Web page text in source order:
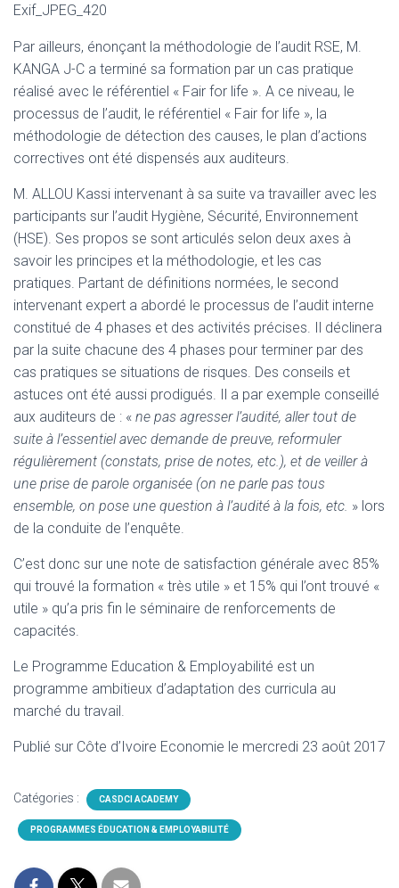
Exif_JPEG_420
Par ailleurs, énonçant la méthodologie de l’audit RSE, M.
KANGA J-C a terminé sa formation par un cas pratique
réalisé avec le référentiel « Fair for life ». A ce niveau, le
processus de l’audit, le référentiel « Fair for life », la
méthodologie de détection des causes, le plan d’actions
correctives ont été dispensés aux auditeurs.
M. ALLOU Kassi intervenant à sa suite va travailler avec les
participants sur l’audit Hygiène, Sécurité, Environnement
(HSE). Ses propos se sont articulés selon deux axes à
savoir les principes et la méthodologie, et les cas
pratiques. Partant de définitions normées, le second
intervenant expert a abordé le processus de l’audit interne
constitué de 4 phases et des activités précises. Il déclinera
par la suite chacune des 4 phases pour terminer par des
cas pratiques se situations de risques. Des conseils et
astuces ont été aussi prodigués. Il a par exemple conseillé
aux auditeurs de : « ne pas agresser l’audité, aller tout de
suite à l’essentiel avec demande de preuve, reformuler
régulièrement (constats, prise de notes, etc.), et de veiller à
une prise de parole organisée (on ne parle pas tous
ensemble, on pose une question à l’audité à la fois, etc. » lors
de la conduite de l’enquête.
C’est donc sur une note de satisfaction générale avec 85%
qui trouvé la formation « très utile » et 15% qui l’ont trouvé «
utile » qu’a pris fin le séminaire de renforcements de
capacités.
Le Programme Education & Employabilité est un
programme ambitieux d’adaptation des curricula au
marché du travail.
Publié sur Côte d’Ivoire Economie le mercredi 23 août 2017
Catégories : CASDCI ACADEMY
PROGRAMMES ÉDUCATION & EMPLOYABILITÉ